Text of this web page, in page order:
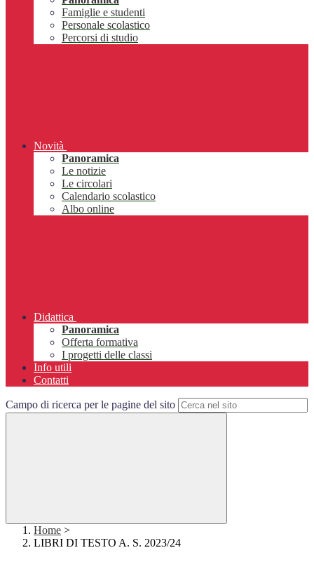
Famiglie e studenti
Personale scolastico
Percorsi di studio
Novità
Panoramica
Le notizie
Le circolari
Calendario scolastico
Albo online
Didattica
Panoramica
Offerta formativa
I progetti delle classi
Info utili
Contatti
Campo di ricerca per le pagine del sito
Home >
LIBRI DI TESTO A. S. 2023/24